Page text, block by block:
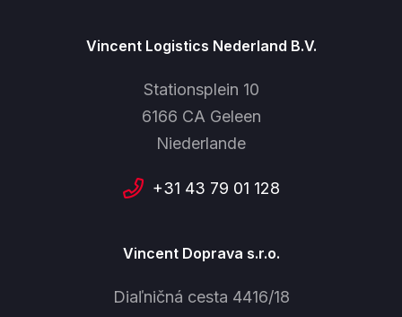
Vincent Logistics Nederland B.V.
Stationsplein 10
6166 CA Geleen
Niederlande
+31 43 79 01 128
Vincent Doprava s.r.o.
Diaľničná cesta 4416/18